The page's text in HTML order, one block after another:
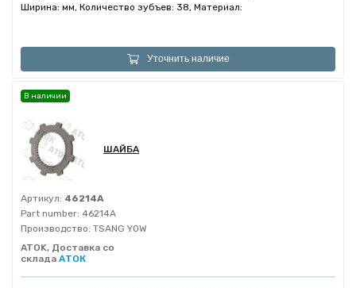
Ширина: мм, Количество зубъев: 38, Материал:
Уточнить наличие
ШАЙБА
Артикул: 46214A
Part number: 46214A
Производство: TSANG YOW
ATOK, Доставка со
склада АТОК
В наличии